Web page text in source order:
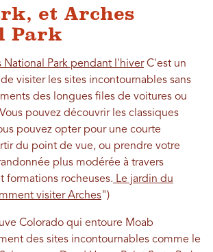
et Arches
Park
National Park pendant l'hiverC'est un
visiter les sites incontournables sans
des longues files de voitures ou
pouvez découvrir les classiques
pouvez opter pour une courte
du point de vue, ou prendre votre
plus modérée à travers
formations rocheuses. Le jardin du
visiter Arches")
Colorado qui entoure Moab
des sites incontournables comme le